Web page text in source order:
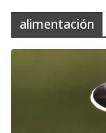
alimentación